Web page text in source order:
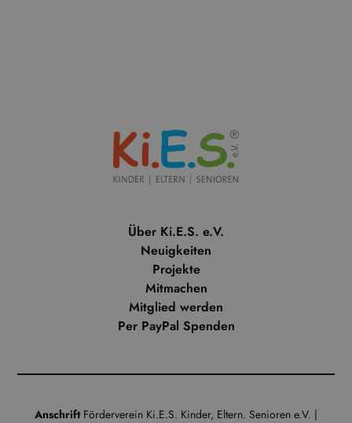
Über Ki.E.S. e.V.
Neuigkeiten
Projekte
Mitmachen
Mitglied werden
Per PayPal Spenden
Anschrift Förderverein Ki.E.S. Kinder, Eltern. Senioren e.V. |